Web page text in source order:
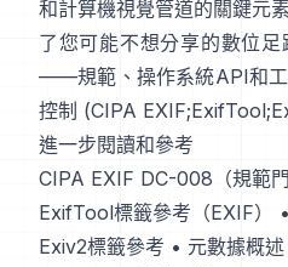
和計算機視覺管道的關鍵元
了您可能不想分享的數位
——規範、操作系統API和
控制 (CIPA EXIF;ExifTool;
進一步閱讀和參考
CIPA EXIF DC-008（規範門
ExifTool標籤參考（EXIF）
•
Exiv2標籤參考 • 元數據概述